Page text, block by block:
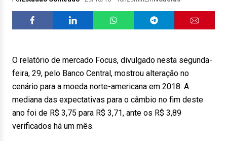
O relatório de mercado Focus, divulgado nesta segunda-
feira, 29, pelo Banco Central, mostrou alteração no
cenário para a moeda norte-americana em 2018. A
mediana das expectativas para o câmbio no fim deste
ano foi de R$ 3,75 para R$ 3,71, ante os R$ 3,89
verificados há um mês.